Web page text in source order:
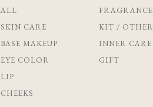
ALL
SKIN CARE
BASE MAKEUP
EYE COLOR
LIP
CHEEKS
FRAGRANCE
KIT / OTHER
INNER CARE
GIFT